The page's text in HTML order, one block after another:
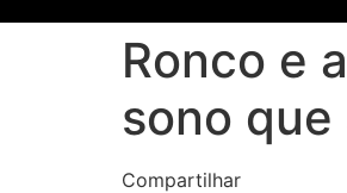
Ronco e
sono que
Compartilhar